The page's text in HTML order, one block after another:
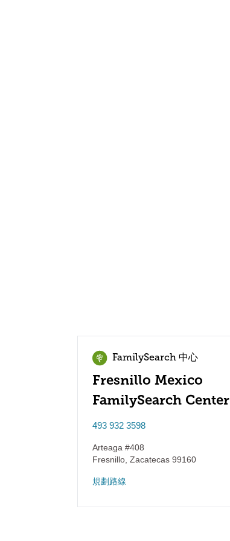
FamilySearch 中心
Fresnillo Mexico
FamilySearch Center
493 932 3598
Arteaga #408
Fresnillo Zacatecas 99160
規劃路線